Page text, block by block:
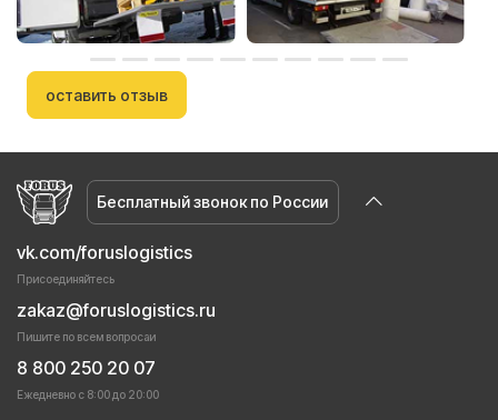
оставить отзыв
Бесплатный звонок по России
vk.com/foruslogistics
Присоединяйтесь
zakaz@foruslogistics.ru
Пишите по всем вопросаи
8 800 250 20 07
Ежедневно с 8:00 до 20:00